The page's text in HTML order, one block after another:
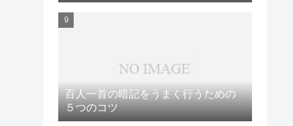
百人一首の暗記をうまく行うための
５つのコツ